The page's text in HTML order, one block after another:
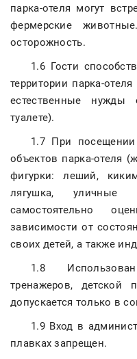
парка-отеля могут
фермерские
осторожность.
1.6 Гости
территории парка-
естественные нужды
туалете).
1.7 При посещении
объектов парка-отеля
фигурки: леший,
лягушка,
самостоятельно
зависимости от
своих детей, а также
1.8
тренажеров,
допускается только в
1.9 Вход в
плавках запрещен.